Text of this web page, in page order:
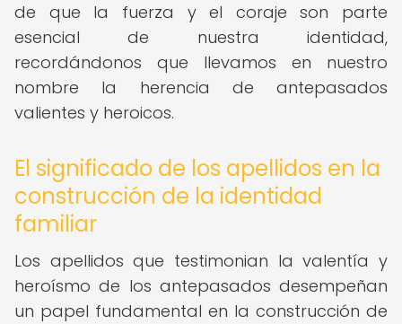
de que la fuerza y el coraje son parte
esencial de nuestra identidad,
recordándonos que llevamos en nuestro
nombre la herencia de antepasados
valientes y heroicos.
El significado de los apellidos en la
construcción de la identidad
familiar
Los apellidos que testimonian la valentía y
heroísmo de los antepasados desempeñan
un papel fundamental en la construcción de